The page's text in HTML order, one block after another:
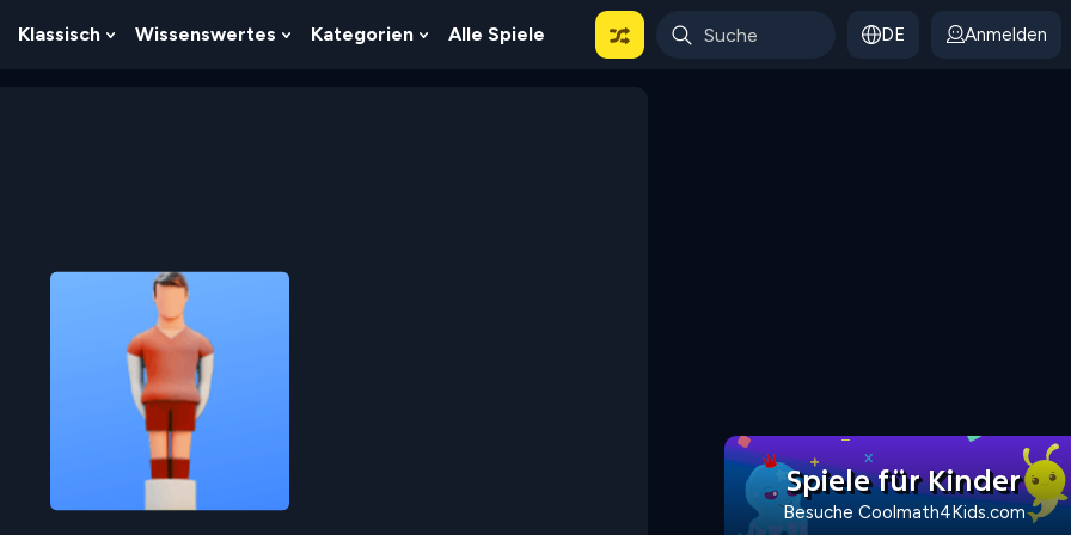
Show
Klassisch
Show
Wissenswertes
Show
Kategorien
Show
Alle Spiele DE Anmelden
Spiele für Kinder
Besuche Coolmath4Kids.com